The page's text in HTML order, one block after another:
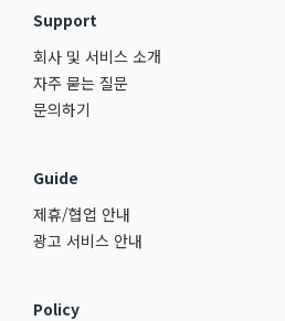
Support
회사 및 서비스 소개
자주 묻는 질문
문의하기
Guide
제휴/협업 안내
광고 서비스 안내
Policy